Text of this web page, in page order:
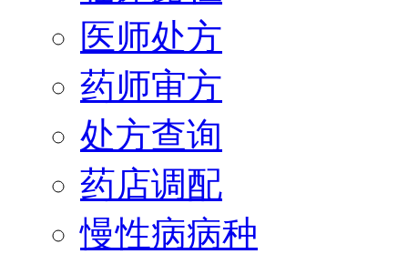
医师处方
药师审方
处方查询
药店调配
慢性病病种